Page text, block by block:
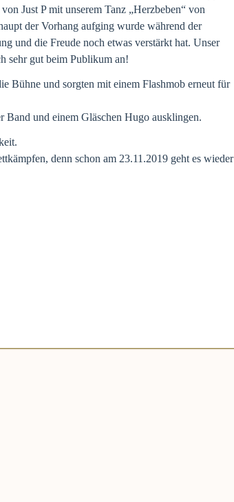
Just P mit unserem Tanz „Herzbeben“ von
der Vorhang aufging wurde während der
und die Freude noch etwas verstärkt hat. Unser
sehr gut beim Publikum an!
Bühne und sorgten mit einem Flashmob erneut für
und einem Gläschen Hugo ausklingen.
denn schon am 23.11.2019 geht es wieder